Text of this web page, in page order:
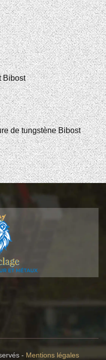
Bibost
de tungstène Bibost
- Mentions légales